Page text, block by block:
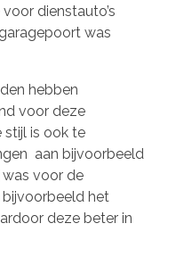
dienstauto’s
was
hebben
voor deze
stijl is ook te
aan bijvoorbeeld
was voor de
het
deze beter in